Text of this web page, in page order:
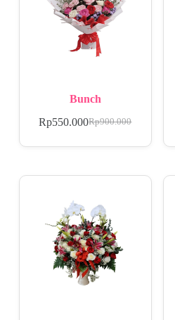
Bunch
Rp900.000
Rp550.000